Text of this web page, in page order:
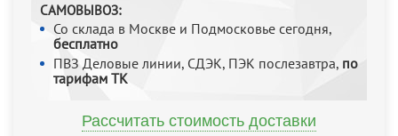
САМОВЫВОЗ:
Со склада в Москве и Подмосковье сегодня,
бесплатно
ПВЗ Деловые линии, СДЭК, ПЭК послезавтра, по
тарифам ТК
Рассчитать стоимость доставки